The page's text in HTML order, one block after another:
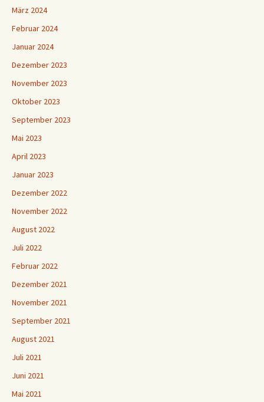
März 2024
Februar 2024
Januar 2024
Dezember 2023
November 2023
Oktober 2023
September 2023
Mai 2023
April 2023
Januar 2023
Dezember 2022
November 2022
August 2022
Juli 2022
Februar 2022
Dezember 2021
November 2021
September 2021
August 2021
Juli 2021
Juni 2021
Mai 2021